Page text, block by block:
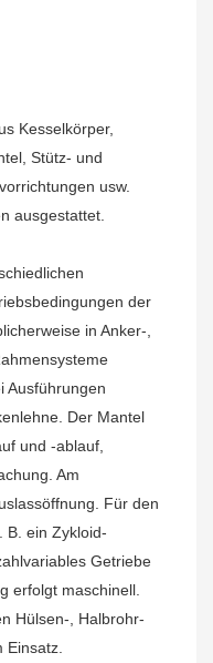
Kesselkörper,
Stütz- und
usw.
ausgestattet.
der
in Anker-,
Ausführungen
Der Mantel
und -ablauf,
Am
Für den
B. ein Zykloid-
Getriebe
erfolgt maschinell.
Hülsen-, Halbrohr-